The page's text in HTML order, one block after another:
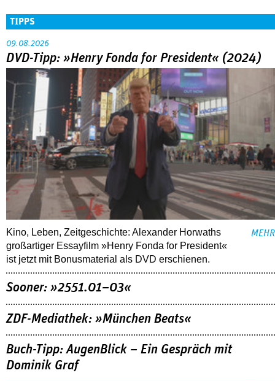
TIPPS
09.08.2026
DVD-Tipp: »Henry Fonda for President« (2024)
Kino, Leben, Zeitgeschichte: Alexander Horwaths
großartiger Essayfilm »Henry Fonda for President«
ist jetzt mit Bonusmaterial als DVD erschienen.
MEHR
Sooner: »2551.01–03«
ZDF-Mediathek: »München Beats«
Buch-Tipp: AugenBlick – Ein Gespräch mit
Dominik Graf